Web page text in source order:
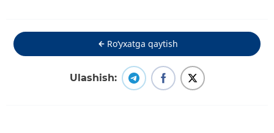
Ro‘yxatga qaytish
Ulashish: